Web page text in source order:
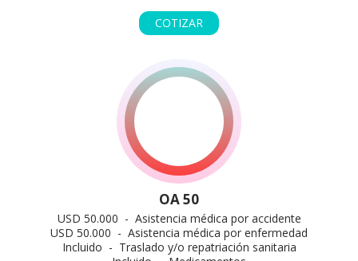
COTIZAR
OA 50
USD 50.000 - Asistencia médica por accidente
USD 50.000 - Asistencia médica por enfermedad
Incluido - Traslado y/o repatriación sanitaria